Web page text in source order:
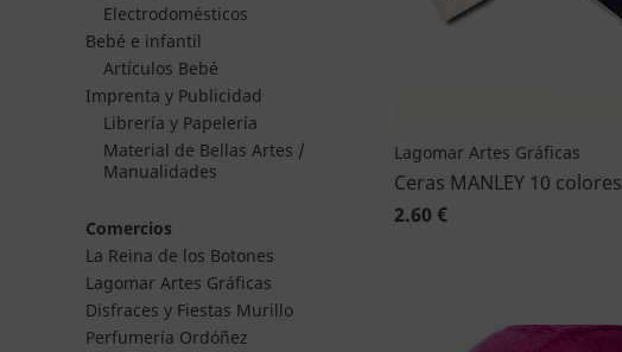
Electrodomésticos
Bebé e infantil
Artículos Bebé
Imprenta y Publicidad
Librería y Papelería
Material de Bellas Artes /
Manualidades
Comercios
La Reina de los Botones
Lagomar Artes Gráficas
Disfraces y Fiestas Murillo
Perfumería Ordóñez
Lagomar Artes Gráficas
Ceras MANLEY 10 colores
2.60 €